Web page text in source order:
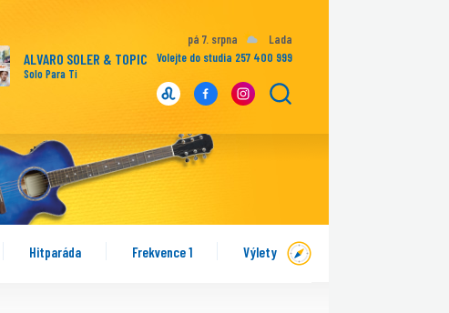
Hitparáda Frekvence 1 Výlety
ALVARO SOLER & TOPIC
Solo Para Ti
pá 7. srpna
Lada
Volejte do studia 257 400 999